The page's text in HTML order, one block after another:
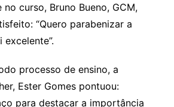
no curso, Bruno Bueno, GCM,
“Quero parabenizar a
processo de ensino, a
Ester Gomes pontuou:
para destacar a importância